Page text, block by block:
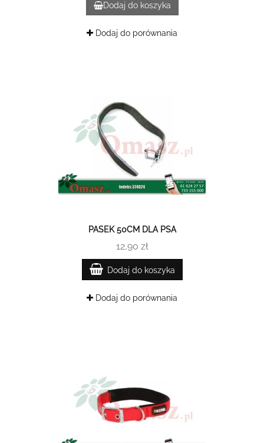
Dodaj do koszyka
Dodaj do porównania
PASEK 50CM DLA PSA
12,90 zł
Dodaj do koszyka
Dodaj do porównania